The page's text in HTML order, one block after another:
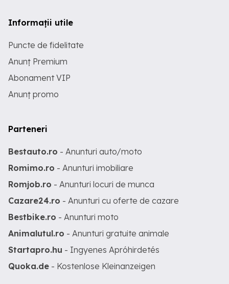
Informații utile
Puncte de fidelitate
Anunț Premium
Abonament VIP
Anunț promo
Parteneri
Bestauto.ro - Anunturi auto/moto
Romimo.ro - Anunturi imobiliare
Romjob.ro - Anunturi locuri de munca
Cazare24.ro - Anunturi cu oferte de cazare
Bestbike.ro - Anunturi moto
Animalutul.ro - Anunturi gratuite animale
Startapro.hu - Ingyenes Apróhirdetés
Quoka.de - Kostenlose Kleinanzeigen